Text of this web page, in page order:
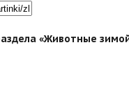
«Животные